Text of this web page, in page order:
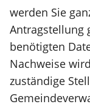
werden Sie
Antragstellung
benötigten
Nachweise
zuständige